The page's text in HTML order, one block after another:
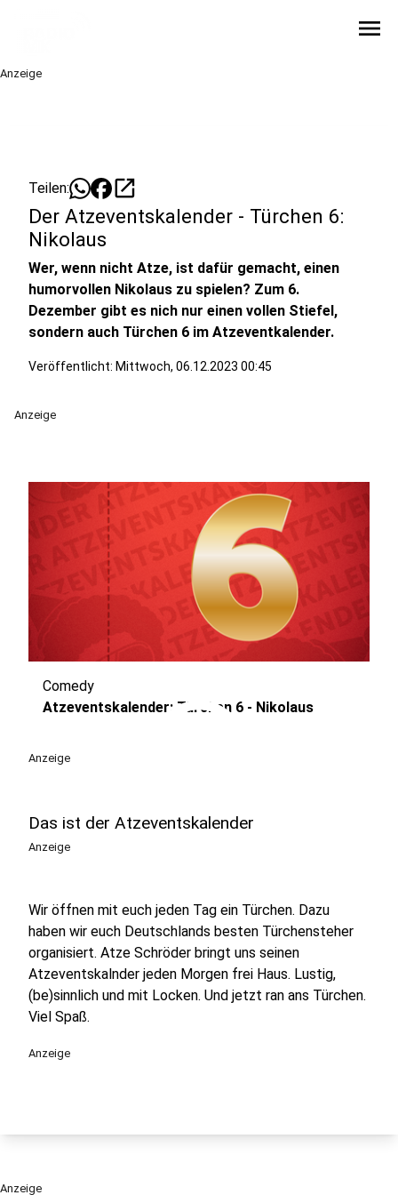
menu
Anzeige
Teilen: open_in_new
Der Atzeventskalender - Türchen 6:
Nikolaus
Wer, wenn nicht Atze, ist dafür gemacht, einen
humorvollen Nikolaus zu spielen? Zum 6.
Dezember gibt es nich nur einen vollen Stiefel,
sondern auch Türchen 6 im Atzeventkalender.
Veröffentlicht: Mittwoch, 06.12.2023 00:45
Anzeige
play_circle
Comedy
Atzeventskalender: Türchen 6 - Nikolaus
Anzeige
Das ist der Atzeventskalender
Anzeige
Wir öffnen mit euch jeden Tag ein Türchen. Dazu
haben wir euch Deutschlands besten Türchensteher
organisiert. Atze Schröder bringt uns seinen
Atzeventskalnder jeden Morgen frei Haus. Lustig,
(be)sinnlich und mit Locken. Und jetzt ran ans Türchen.
Viel Spaß.
Anzeige
Anzeige